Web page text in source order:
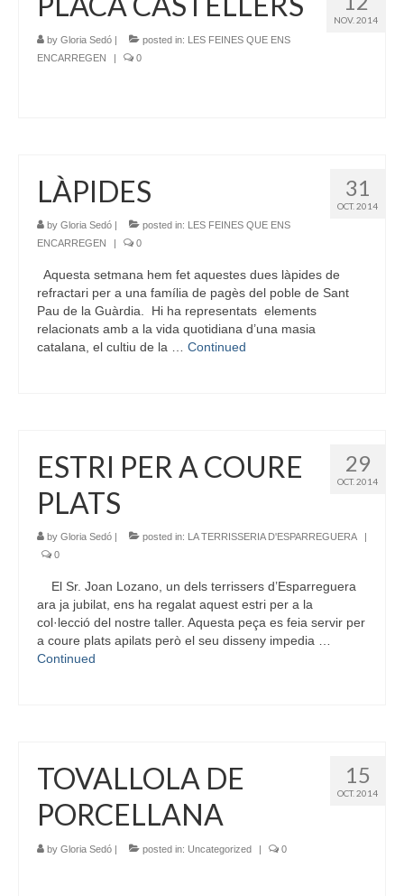
NOV. 2014
by Gloria Sedó | posted in: LES FEINES QUE ENS
ENCARREGEN
| 0
31
OCT. 2014
LÀPIDES
by Gloria Sedó | posted in: LES FEINES QUE ENS
ENCARREGEN
| 0
Aquesta setmana hem fet aquestes dues làpides de
refractari per a una família de pagès del poble de Sant
Pau de la Guàrdia. Hi ha representats elements
relacionats amb a la vida quotidiana d’una masia
catalana, el cultiu de la … Continued
29
OCT. 2014
ESTRI PER A COURE
PLATS
by Gloria Sedó posted in: LA TERRISSERIA D'ESPARREGUERA
0
El Sr. Joan Lozano, un dels terrissers d’Esparreguera
ara ja jubilat, ens ha regalat aquest estri per a la
col·lecció del nostre taller. Aquesta peça es feia servir per
a coure plats apilats però el seu disseny impedia …
Continued
15
OCT. 2014
TOVALLOLA DE
PORCELLANA
by Gloria Sedó | posted in: Uncategorized | 0